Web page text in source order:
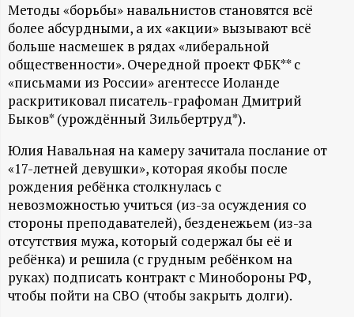
Н
-
и
н
ф
о
р
м
Методы «борьбы» навальнистов становятся всё
более абсурдными, а их «акции» вызывают всё
больше насмешек в рядах «либеральной
общественности». Очередной проект ФБК** с
«письмами из России» агентессе Иоланде
раскритиковал писатель-графоман Дмитрий
Быков* (урождённый Зильбертруд*).
Юлия Навальная на камеру зачитала послание от
«17-летней девушки», которая якобы после
рождения ребёнка столкнулась с
невозможностью учиться (из-за осуждения со
стороны преподавателей), безденежьем (из-за
отсутствия мужа, который содержал бы её и
ребёнка) и решила (с грудным ребёнком на
руках) подписать контракт с Минобороны РФ,
чтобы пойти на СВО (чтобы закрыть долги).